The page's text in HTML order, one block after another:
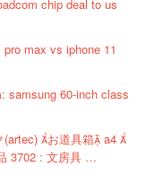
chip deal to us
max vs iphone 11
samsung 60-inch class
お道具箱 a4 
3702 : 文房具 …